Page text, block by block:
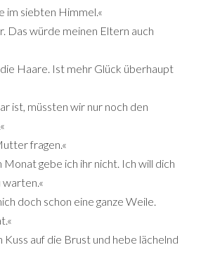
siebten Himmel.«
Das würde meinen Eltern auch
Haare. Ist mehr Glück überhaupt
ist, müssten wir nur noch den
fragen.«
Monat gebe ich ihr nicht. Ich will dich
warten.«
doch schon eine ganze Weile.
Kuss auf die Brust und hebe lächelnd